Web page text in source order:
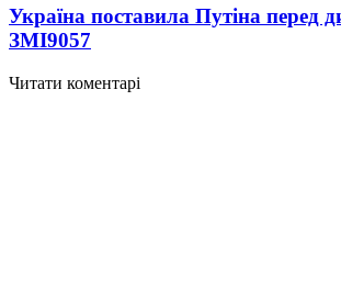
Україна поставила Путіна перед
ЗМІ9057
Читати коментарі